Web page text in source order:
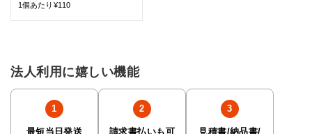
1個あたり¥110
法人利用に嬉しい機能
最短当日発送 請求書払いも可 見積書/納品書/